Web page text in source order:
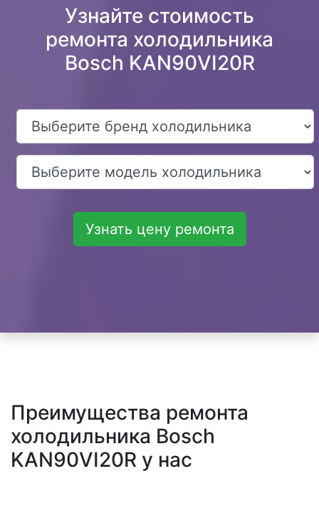
Узнайте стоимость
ремонта холодильника
Bosch KAN90VI20R
Узнать цену ремонта
Преимущества ремонта
холодильника Bosch
KAN90VI20R у нас